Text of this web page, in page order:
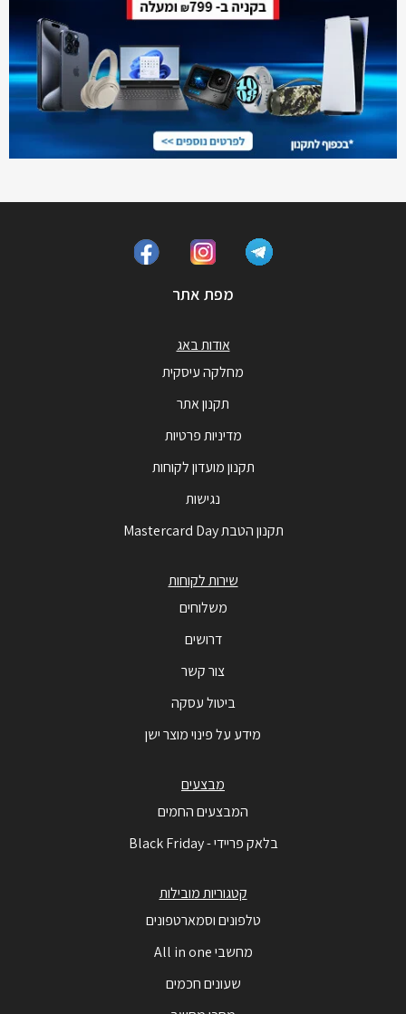
מפת אתר
אודות באג
מחלקה עיסקית
תקנון אתר
מדיניות פרטיות
תקנון מועדון לקוחות
נגישות
תקנון הטבת Mastercard Day
שירות לקוחות
משלוחים
דרושים
צור קשר
ביטול עסקה
מידע על פינוי מוצר ישן
מבצעים
המבצעים החמים
בלאק פריידי - Black Friday
קטגוריות מובילות
טלפונים וסמארטפונים
מחשבי All in one
שעונים חכמים